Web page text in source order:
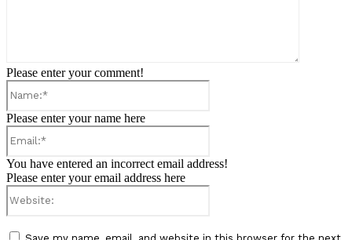
Please enter your comment!
Please enter your name here
You have entered an incorrect email address!
Please enter your email address here